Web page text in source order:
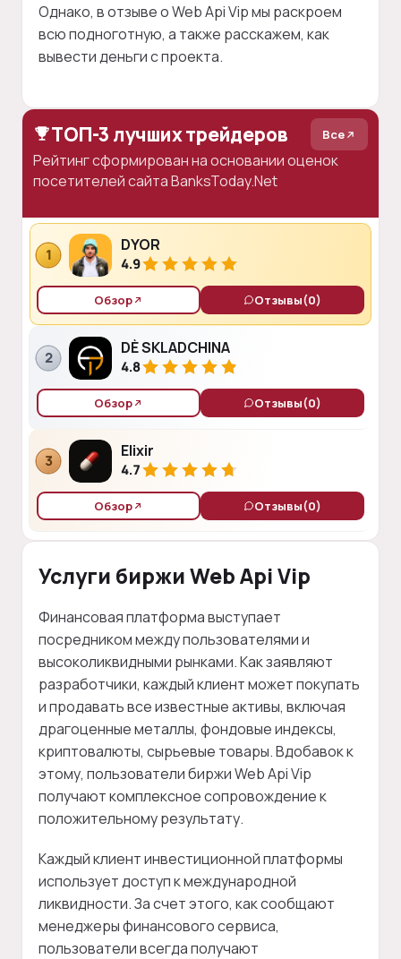
Однако, в отзыве о Web Api Vip мы раскроем
всю подноготную, а также расскажем, как
вывести деньги с проекта.
ТОП-3 лучших трейдеров Все
Рейтинг сформирован на основании оценок
посетителей сайта BanksToday.Net
1
DYOR
4.9
Обзор Отзывы(0)
2
DÈ SKLADCHINA
4.8
Обзор Отзывы(0)
3
Elixir
4.7
Обзор Отзывы(0)
Услуги биржи Web Api Vip
Финансовая платформа выступает
посредником между пользователями и
высоколиквидными рынками. Как заявляют
разработчики, каждый клиент может покупать
и продавать все известные активы, включая
драгоценные металлы, фондовые индексы,
криптовалюты, сырьевые товары. Вдобавок к
этому, пользователи биржи Web Api Vip
получают комплексное сопровождение к
положительному результату.
Каждый клиент инвестиционной платформы
использует доступ к международной
ликвидности. За счет этого, как сообщают
менеджеры финансового сервиса,
пользователи всегда получают